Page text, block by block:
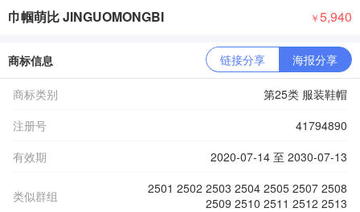
巾帼萌比 JINGUOMONGBI ￥5,940
商标信息 链接分享 海报分享
商标类别
第25类 服装鞋帽
注册号
41794890
有效期
2020-07-14 至 2030-07-13
类似群组
2501 2502 2503 2504 2505 2507 2508
2509 2510 2511 2512 2513